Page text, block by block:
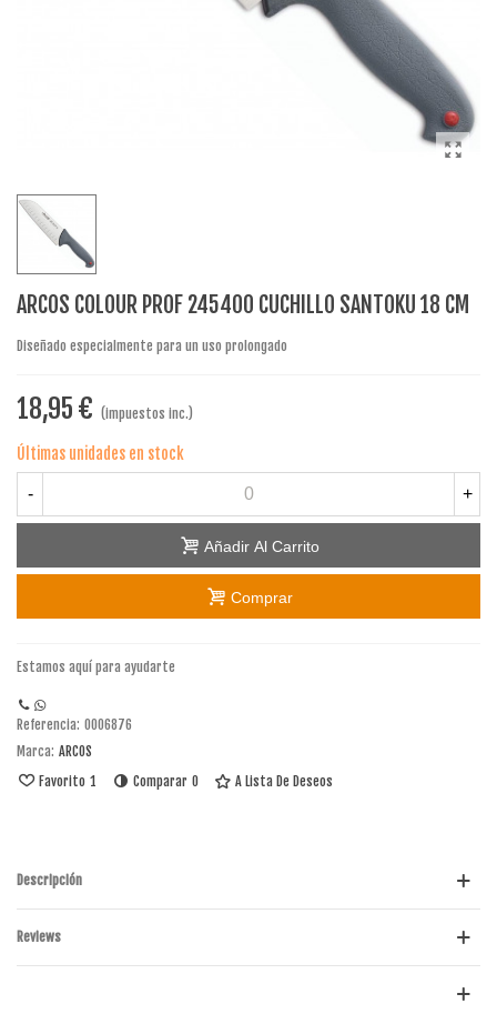
ARCOS COLOUR PROF 245400 CUCHILLO SANTOKU 18 CM
Diseñado especialmente para un uso prolongado
18,95 € (impuestos inc.)
Últimas unidades en stock
- +
Añadir Al Carrito
Comprar
Estamos aquí para ayudarte
Referencia: 0006876
Marca: ARCOS
Favorito 1 Comparar 0 A Lista De Deseos
Descripción
Reviews